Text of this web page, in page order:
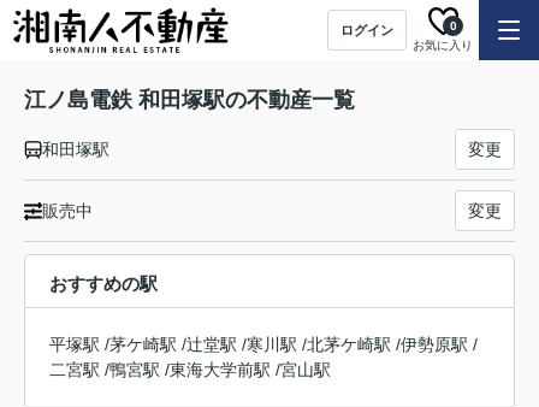
ログイン
お気に入り
0
江ノ島電鉄 和田塚駅の不動産一覧
和田塚駅 変更
販売中 変更
おすすめの駅
平塚駅 /茅ケ崎駅 /辻堂駅 /寒川駅 /北茅ケ崎駅 /伊勢原駅 /
二宮駅 /鴨宮駅 /東海大学前駅 /宮山駅